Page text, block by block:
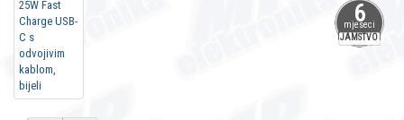
6
mjeseci
JAMSTVO